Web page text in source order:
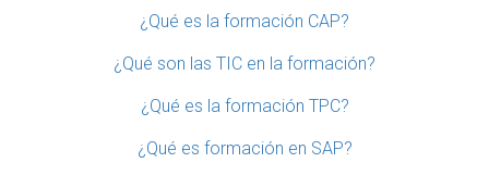
¿Qué es la formación CAP?
¿Qué son las TIC en la formación?
¿Qué es la formación TPC?
¿Qué es formación en SAP?